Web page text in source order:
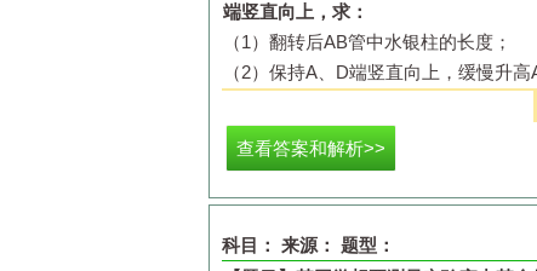
端竖直向上，求：
（1）翻转后AB管中水银柱的长度；
（2）保持A D端竖直向上，缓慢升高
查看答案和解析>>
科目： 来源： 题型：